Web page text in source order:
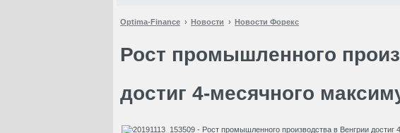
Optima-Finance Новости Новости Форекс
Рост промышленного
достиг 4-месячного